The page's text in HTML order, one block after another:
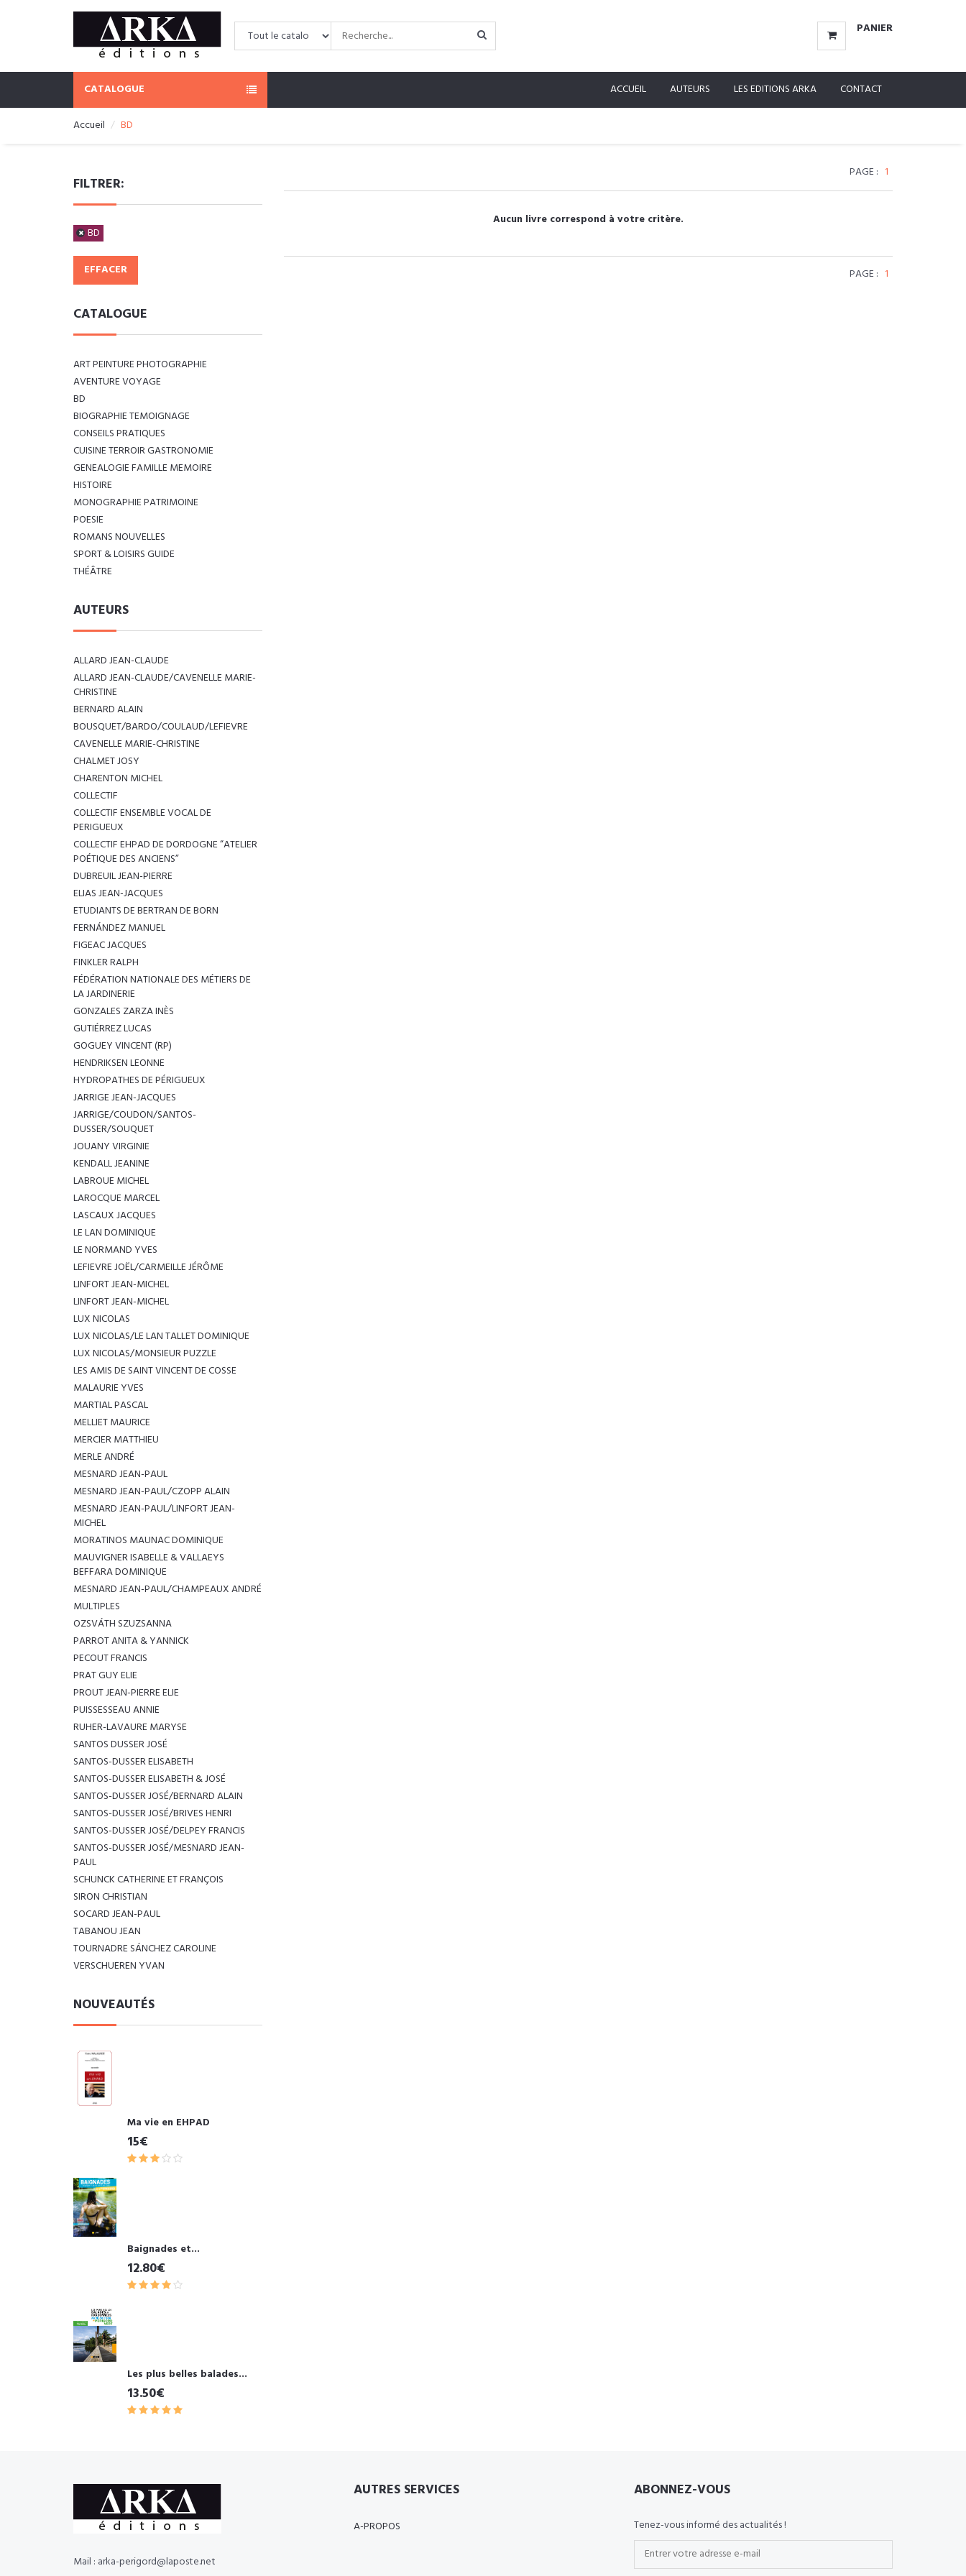
PANIER
CATALOGUE ACCUEIL AUTEURS LES EDITIONS ARKA CONTACT
Accueil BD
FILTRER:
BD
EFFACER
CATALOGUE
ART PEINTURE PHOTOGRAPHIE
AVENTURE VOYAGE
BD
BIOGRAPHIE TEMOIGNAGE
CONSEILS PRATIQUES
CUISINE TERROIR GASTRONOMIE
GENEALOGIE FAMILLE MEMOIRE
HISTOIRE
MONOGRAPHIE PATRIMOINE
POESIE
ROMANS NOUVELLES
SPORT & LOISIRS GUIDE
THÉÂTRE
AUTEURS
ALLARD JEAN-CLAUDE
ALLARD JEAN-CLAUDE/CAVENELLE MARIE-
CHRISTINE
BERNARD ALAIN
BOUSQUET/BARDO/COULAUD/LEFIEVRE
CAVENELLE MARIE-CHRISTINE
CHALMET JOSY
CHARENTON MICHEL
COLLECTIF
COLLECTIF ENSEMBLE VOCAL DE
PERIGUEUX
COLLECTIF EHPAD DE DORDOGNE “ATELIER
POÉTIQUE DES ANCIENS”
DUBREUIL JEAN-PIERRE
ELIAS JEAN-JACQUES
ETUDIANTS DE BERTRAN DE BORN
FERNÁNDEZ MANUEL
FIGEAC JACQUES
FINKLER RALPH
FÉDÉRATION NATIONALE DES MÉTIERS DE
LA JARDINERIE
GONZALES ZARZA INÈS
GUTIÉRREZ LUCAS
GOGUEY VINCENT (RP)
HENDRIKSEN LEONNE
HYDROPATHES DE PÉRIGUEUX
JARRIGE JEAN-JACQUES
JARRIGE/COUDON/SANTOS-
DUSSER/SOUQUET
JOUANY VIRGINIE
KENDALL JEANINE
LABROUE MICHEL
LAROCQUE MARCEL
LASCAUX JACQUES
LE LAN DOMINIQUE
LE NORMAND YVES
LEFIEVRE JOËL/CARMEILLE JÉRÔME
LINFORT JEAN-MICHEL
LINFORT JEAN-MICHEL
LUX NICOLAS
LUX NICOLAS/LE LAN TALLET DOMINIQUE
LUX NICOLAS/MONSIEUR PUZZLE
LES AMIS DE SAINT VINCENT DE COSSE
MALAURIE YVES
MARTIAL PASCAL
MELLIET MAURICE
MERCIER MATTHIEU
MERLE ANDRÉ
MESNARD JEAN-PAUL
MESNARD JEAN-PAUL/CZOPP ALAIN
MESNARD JEAN-PAUL/LINFORT JEAN-
MICHEL
MORATINOS MAUNAC DOMINIQUE
MAUVIGNER ISABELLE & VALLAEYS
BEFFARA DOMINIQUE
MESNARD JEAN-PAUL/CHAMPEAUX ANDRÉ
MULTIPLES
OZSVÁTH SZUZSANNA
PARROT ANITA & YANNICK
PECOUT FRANCIS
PRAT GUY ELIE
PROUT JEAN-PIERRE ELIE
PUISSESSEAU ANNIE
RUHER-LAVAURE MARYSE
SANTOS DUSSER JOSÉ
SANTOS-DUSSER ELISABETH
SANTOS-DUSSER ELISABETH & JOSÉ
SANTOS-DUSSER JOSÉ/BERNARD ALAIN
SANTOS-DUSSER JOSÉ/BRIVES HENRI
SANTOS-DUSSER JOSÉ/DELPEY FRANCIS
SANTOS-DUSSER JOSÉ/MESNARD JEAN-
PAUL
SCHUNCK CATHERINE ET FRANÇOIS
SIRON CHRISTIAN
SOCARD JEAN-PAUL
TABANOU JEAN
TOURNADRE SÁNCHEZ CAROLINE
VERSCHUEREN YVAN
NOUVEAUTÉS
Ma vie en EHPAD
15€
Baignades et...
12.80€
Les plus belles balades...
13.50€
PAGE : 1
Aucun livre correspond à votre critère.
PAGE : 1
Mail : arka-perigord@laposte.net
AUTRES SERVICES
A-PROPOS
ABONNEZ-VOUS
Tenez-vous informé des actualités !